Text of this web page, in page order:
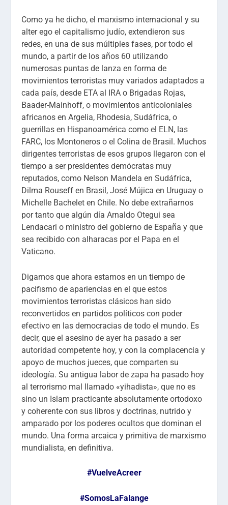
Como ya he dicho, el marxismo internacional y su
alter ego el capitalismo judío, extendieron sus
redes, en una de sus múltiples fases, por todo el
mundo, a partir de los años 60 utilizando
numerosas puntas de lanza en forma de
movimientos terroristas muy variados adaptados a
cada país, desde ETA al IRA o Brigadas Rojas,
Baader-Mainhoff, o movimientos anticoloniales
africanos en Argelia, Rhodesia, Sudáfrica, o
guerrillas en Hispanoamérica como el ELN, las
FARC, los Montoneros o el Colina de Brasil. Muchos
dirigentes terroristas de esos grupos llegaron con el
tiempo a ser presidentes demócratas muy
reputados, como Nelson Mandela en Sudáfrica,
Dilma Rouseff en Brasil, José Mújica en Uruguay o
Michelle Bachelet en Chile. No debe extrañarnos
por tanto que algún día Arnaldo Otegui sea
Lendacari o ministro del gobierno de España y que
sea recibido con alharacas por el Papa en el
Vaticano.
Digamos que ahora estamos en un tiempo de
pacifismo de apariencias en el que estos
movimientos terroristas clásicos han sido
reconvertidos en partidos políticos con poder
efectivo en las democracias de todo el mundo. Es
decir, que el asesino de ayer ha pasado a ser
autoridad competente hoy, y con la complacencia y
apoyo de muchos jueces, que comparten su
ideología. Su antigua labor de zapa ha pasado hoy
al terrorismo mal llamado «yihadista», que no es
sino un Islam practicante absolutamente ortodoxo
y coherente con sus libros y doctrinas, nutrido y
amparado por los poderes ocultos que dominan el
mundo. Una forma arcaica y primitiva de marxismo
mundialista, en definitiva.
#VuelveAcreer
#SomosLaFalange